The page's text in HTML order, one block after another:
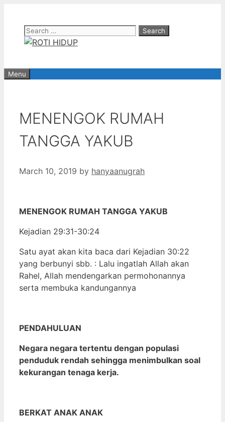
contentSearch
for:
Menu
MENENGOK RUMAH
TANGGA YAKUB
March 10, 2019 by hanyaanugrah
MENENGOK RUMAH TANGGA YAKUB
Kejadian 29:31-30:24
Satu ayat akan kita baca dari Kejadian 30:22
yang berbunyi sbb. : Lalu ingatlah Allah akan
Rahel, Allah mendengarkan permohonannya
serta membuka kandungannya
PENDAHULUAN
Negara negara tertentu dengan populasi
penduduk rendah sehingga menimbulkan soal
kekurangan tenaga kerja.
BERKAT ANAK ANAK